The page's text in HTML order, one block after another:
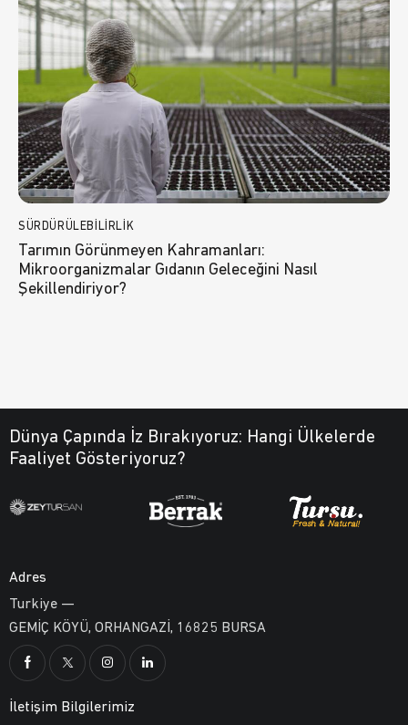
SÜRDÜRÜLEBILIRLIK
Tarımın Görünmeyen Kahramanları:
Mikroorganizmalar Gıdanın Geleceğini Nasıl
Şekillendiriyor?
Dünya Çapında İz Bırakıyoruz: Hangi Ülkelerde
Faaliyet Gösteriyoruz?
Adres
Turkiye —
GEMİÇ KÖYÜ, ORHANGAZİ, 16825 BURSA
İletişim Bilgilerimiz